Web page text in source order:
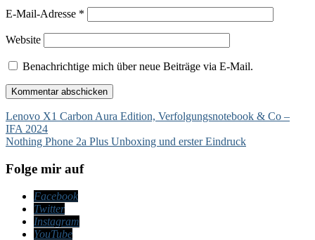
E-Mail-Adresse *
Website
Benachrichtige mich über neue Beiträge via E-Mail.
Beitragsnavigation
Lenovo X1 Carbon Aura Edition, Verfolgungsnotebook & Co –
IFA 2024
Nothing Phone 2a Plus Unboxing und erster Eindruck
Folge mir auf
Facebook
Twitter
Instagram
YouTube